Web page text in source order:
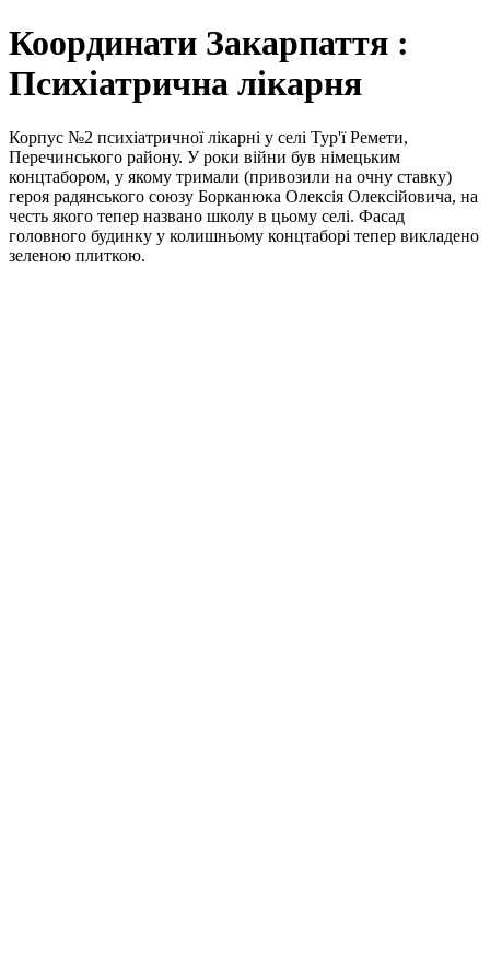
Координати Закарпаття :
Психіатрична лікарня
Корпус №2 психіатричної лікарні у селі Тур'ї Ремети,
Перечинського району. У роки війни був німецьким
концтабором, у якому тримали (привозили на очну ставку)
героя радянського союзу Борканюка Олексія Олексійовича, на
честь якого тепер названо школу в цьому селі. Фасад
головного будинку у колишньому концтаборі тепер викладено
зеленою плиткою.